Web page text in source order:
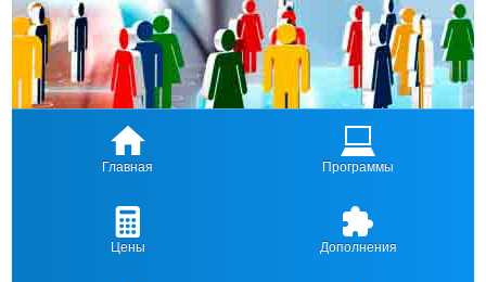
Главная Программы
Цены Дополнения